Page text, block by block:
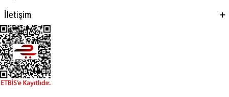
İletişim